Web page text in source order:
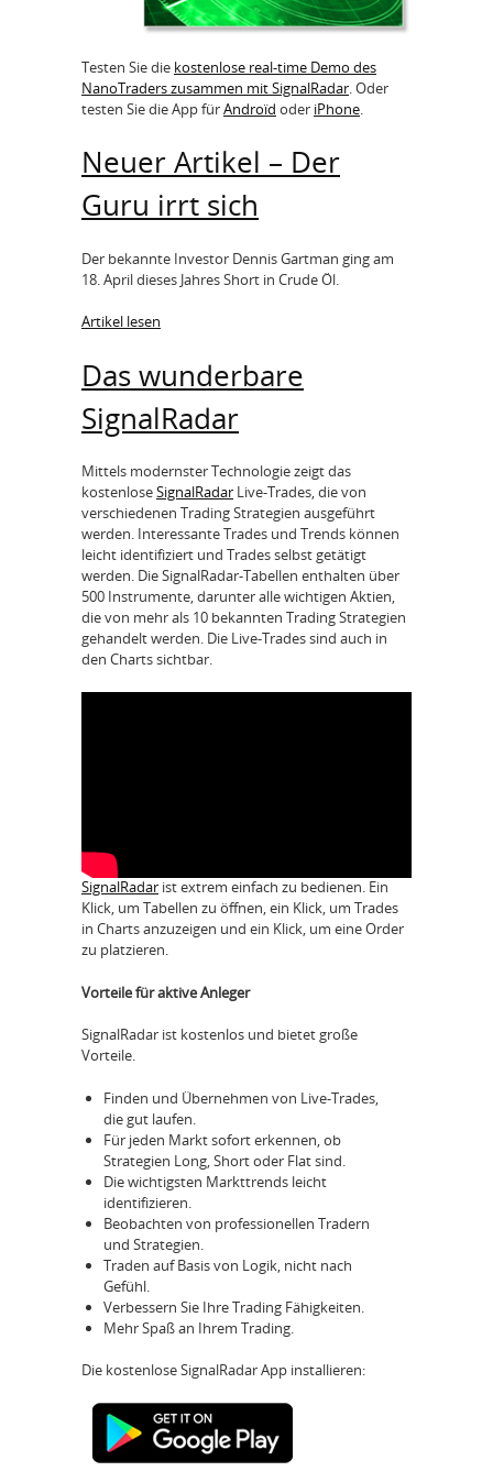
Testen Sie die kostenlose real-time Demo des
NanoTraders zusammen mit SignalRadar . Oder
testen Sie die App fürAndroïd oder iPhone
Neuer Artikel – Der
Guru irrt sich
Der bekannte Investor Dennis Gartman ging am
18. April dieses Jahres Short in Crude Öl.
Artikel lesen
Das wunderbare
SignalRadar
Mittels modernster Technologie zeigt das
kostenloseSignalRadar Live-Trades, die von
verschiedenen Trading Strategien ausgeführt
werden. Interessante Trades und Trends können
leicht identifiziert und Trades selbst getätigt
werden. Die SignalRadar-Tabellen enthalten über
500 Instrumente, darunter alle wichtigen Aktien,
die von mehr als 10 bekannten Trading Strategien
gehandelt werden. Die Live-Trades sind auch in
den Charts sichtbar.
SignalRadar ist extrem einfach zu bedienen. Ein
Klick, um Tabellen zu öffnen, ein Klick, um Trades
in Charts anzuzeigen und ein Klick, um eine Order
zu platzieren.
Vorteile für aktive Anleger
SignalRadar ist kostenlos und bietet große
Vorteile.
Finden und Übernehmen von Live-Trades,
die gut laufen.
Für jeden Markt sofort erkennen, ob
Strategien Long, Short oder Flat sind.
Die wichtigsten Markttrends leicht
identifizieren.
Beobachten von professionellen Tradern
und Strategien.
Traden auf Basis von Logik, nicht nach
Gefühl.
Verbessern Sie Ihre Trading Fähigkeiten.
Mehr Spaß an Ihrem Trading.
Die kostenlose SignalRadar App installieren: